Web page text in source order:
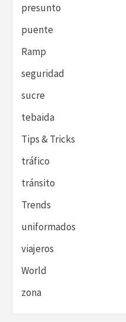
presunto
puente
Ramp
seguridad
sucre
tebaida
Tips & Tricks
tráfico
tránsito
Trends
uniformados
viajeros
World
zona